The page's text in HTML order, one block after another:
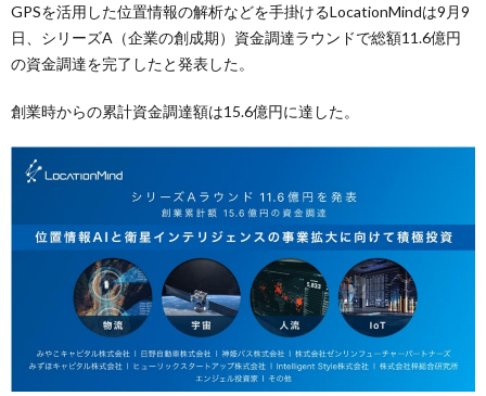
GPSを活用した位置情報の解析などを手掛けるLocationMindは9月9
日、シリーズA（企業の創成期）資金調達ラウンドで総額11.6億円
の資金調達を完了したと発表した。
創業時からの累計資金調達額は15.6億円に達した。